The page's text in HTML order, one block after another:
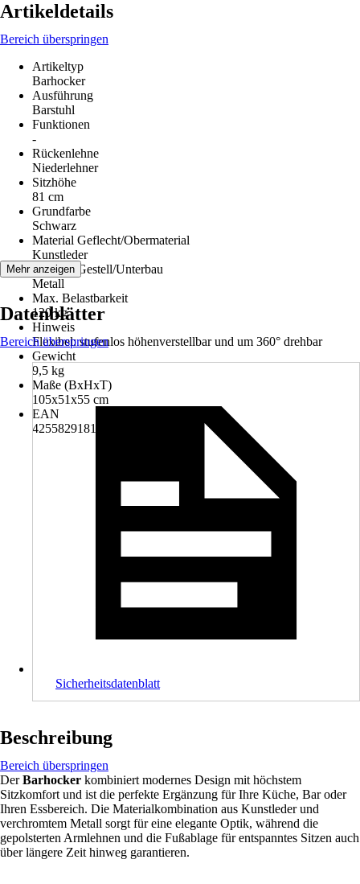
Artikeldetails
Bereich überspringen
Artikeltyp
Barhocker
Ausführung
Barstuhl
Funktionen
-
Rückenlehne
Niederlehner
Sitzhöhe
81 cm
Grundfarbe
Schwarz
Material Geflecht/Obermaterial
Kunstleder
Material Gestell/Unterbau
Metall
Max. Belastbarkeit
120 kg
Hinweis
Flexibel: stufenlos höhenverstellbar und um 360° drehbar
Gewicht
9,5 kg
Maße (BxHxT)
105x51x55 cm
EAN
4255829181225
Mehr anzeigen
Datenblätter
Bereich überspringen
Sicherheitsdatenblatt
Beschreibung
Bereich überspringen
DerBarhocker kombiniert modernes Design mit höchstem
Sitzkomfort und ist die perfekte Ergänzung für Ihre Küche, Bar oder
Ihren Essbereich. Die Materialkombination aus Kunstleder und
verchromtem Metall sorgt für eine elegante Optik, während die
gepolsterten Armlehnen und die Fußablage für entspanntes Sitzen auch
über längere Zeit hinweg garantieren.